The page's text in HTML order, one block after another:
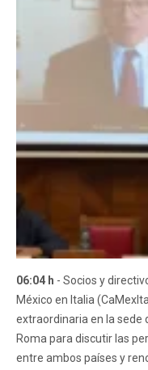
06:04 h - Socios y
México en Italia
extraordinaria en la sede
Roma para discutir las
entre ambos países y